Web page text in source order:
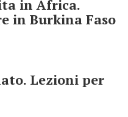
in Africa.
in Burkina Faso
Lezioni per